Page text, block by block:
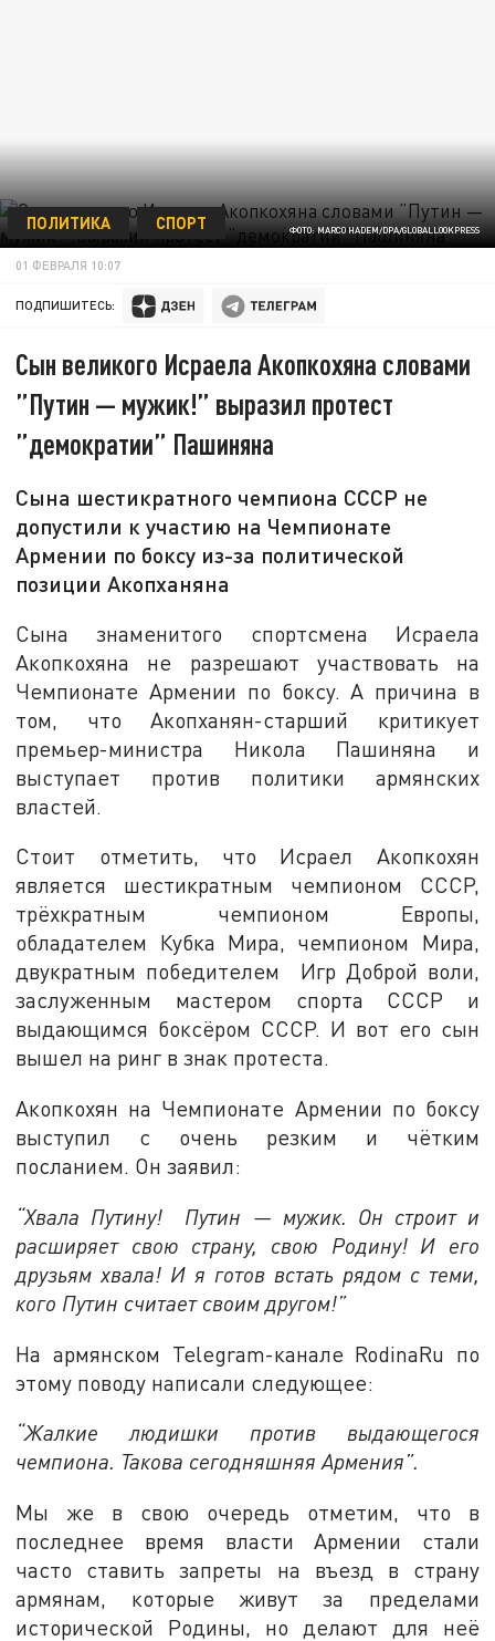
ФОТО: MARCO HADEM/DPA/GLOBALLOOKPRESS
ПОЛИТИКА СПОРТ
01 ФЕВРАЛЯ 10:07
ПОДПИШИТЕСЬ:
Сын великого Исраела Акопкохяна словами
”Путин — мужик!” выразил протест
”демократии” Пашиняна
Сына шестикратного чемпиона СССР не
допустили к участию на Чемпионате
Армении по боксу из-за политической
позиции Акопханяна
Сына знаменитого спортсмена Исраела
Акопкохяна не разрешают участвовать на
Чемпионате Армении по боксу. А причина в
том, что Акопханян-старший критикует
премьер-министра Никола Пашиняна и
выступает против политики армянских
властей.
Стоит отметить, что Исраел Акопкохян
является шестикратным чемпионом СССР,
трёхкратным чемпионом Европы,
обладателем Кубка Мира, чемпионом Мира,
двукратным победителем Игр Доброй воли,
заслуженным мастером спорта СССР и
выдающимся боксёром СССР. И вот его сын
вышел на ринг в знак протеста.
Акопкохян на Чемпионате Армении по боксу
выступил с очень резким и чётким
посланием. Он заявил:
“Хвала Путину! Путин — мужик. Он строит и
расширяет свою страну, свою Родину! И его
друзьям хвала! И я готов встать рядом с теми,
кого Путин считает своим другом!”
На армянском Telegram-канале RodinaRu по
этому поводу написали следующее:
“Жалкие людишки против выдающегося
чемпиона. Такова сегодняшняя Армения”.
Мы же в свою очередь отметим, что в
последнее время власти Армении стали
часто ставить запреты на въезд в страну
армянам, которые живут за пределами
исторической Родины, но делают для неё